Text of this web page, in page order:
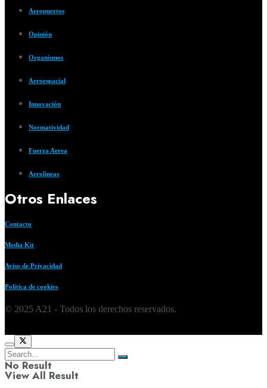
Aeropuertos
Opinión
Organismos
Aeroespacial
Innovación
Normatividad
Fuerza Aerea
Aerolíneas
Otros Enlaces
Contacto
Media Kit
Aviso de Privacidad
Política de cookies
© 2025 A21 - Todos los derechos reservados.
No Result
View All Result